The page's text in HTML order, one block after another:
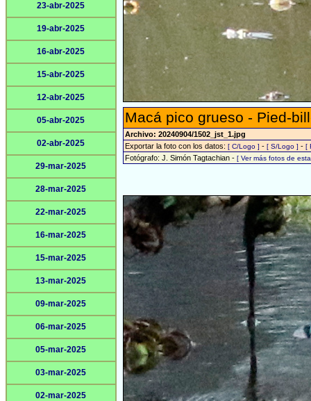
23-abr-2025
19-abr-2025
16-abr-2025
15-abr-2025
12-abr-2025
05-abr-2025
02-abr-2025
29-mar-2025
28-mar-2025
22-mar-2025
16-mar-2025
15-mar-2025
13-mar-2025
09-mar-2025
06-mar-2025
05-mar-2025
03-mar-2025
02-mar-2025
Macá pico grueso - Pied-
Archivo: 20240904/1502_jst_1.jpg
Exportar la foto con los datos: [ C/Logo ] - [ S/Logo ] - [
Fotógrafo: J. Simón Tagtachian - [ Ver más fotos de